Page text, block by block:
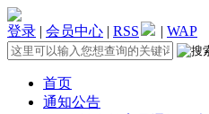
登录 | 会员中心 | RSS | WAP
首页
通知公告